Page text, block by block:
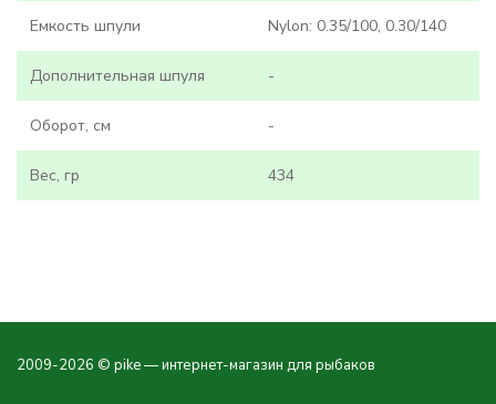
Емкость шпули Nylon: 0.35/100, 0.30/140
Дополнительная шпуля -
Оборот, см -
Вес, гр 434
2009-2026 © pike — интернет-магазин для рыбаков